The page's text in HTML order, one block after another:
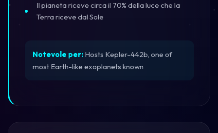
Il pianeta riceve circa il 70% della luce che la
Terra riceve dal Sole
Notevole per: Hosts Kepler-442b, one of
most Earth-like exoplanets known